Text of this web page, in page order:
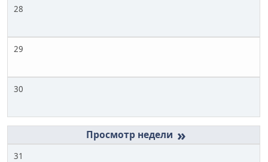
28
29
30
»
31